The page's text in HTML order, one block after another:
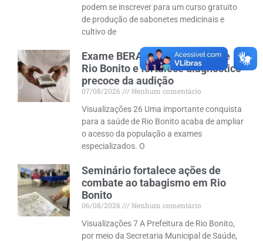
podem se inscrever para um curso gratuito
de produção de sabonetes medicinais e
cultivo de
Exame BERA chega à cidade de
Rio Bonito e fortalece diagnóstico
precoce da audição
07/08/2026
Nenhum comentário
Visualizações 26 Uma importante conquista
para a saúde de Rio Bonito acaba de ampliar
o acesso da população a exames
especializados. O
Seminário fortalece ações de
combate ao tabagismo em Rio
Bonito
06/08/2026
Nenhum comentário
Visualizações 7 A Prefeitura de Rio Bonito,
por meio da Secretaria Municipal de Saúde,